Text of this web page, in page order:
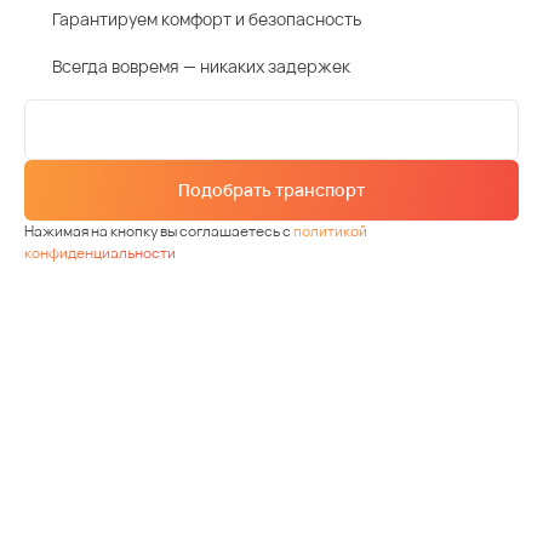
Гарантируем комфорт и безопасность
Всегда вовремя — никаких задержек
Подобрать транспорт
Нажимая на кнопку вы соглашаетесь сполитикой
конфиденциальности